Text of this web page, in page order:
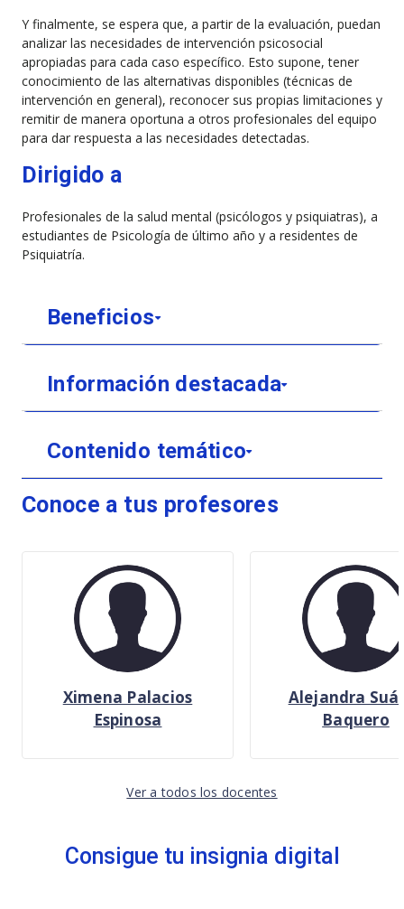
Y finalmente, se espera que, a partir de la evaluación, puedan
analizar las necesidades de intervención psicosocial
apropiadas para cada caso específico. Esto supone, tener
conocimiento de las alternativas disponibles (técnicas de
intervención en general), reconocer sus propias limitaciones y
remitir de manera oportuna a otros profesionales del equipo
para dar respuesta a las necesidades detectadas.
Dirigido a
Profesionales de la salud mental (psicólogos y psiquiatras), a
estudiantes de Psicología de último año y a residentes de
Psiquiatría.
Beneficios
Información destacada
Contenido temático
Conoce a tus profesores
Ximena Palacios
Espinosa
Alejandra
Baquero
Ver a todos los docentes
Consigue tu insignia digital